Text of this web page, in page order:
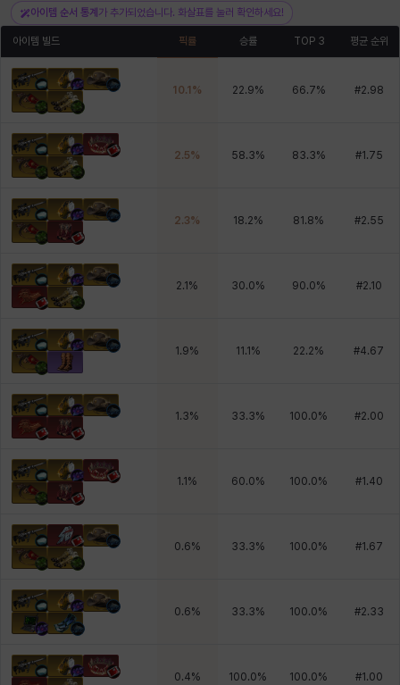
아이템 순서 통계 가 추가되었습니다. 화살표를 눌러 확인하세요!
아이템 빌드 픽률 승률 TOP 3 평균 순위
10.1 % 22.9% 66.7% #2.98
2.5% 58.3% 83.3% #1.75
2.3% 18.2% 81.8% #2.55
2.1 % 30.0% 90.0% #2.10
1.9% 11.1 % 22.2% #4.67
1.3% 33.3% 100.0% #2.00
1.1 % 60.0% 100.0% #1.40
0.6% 33.3% 100.0% #1.67
0.6% 33.3% 100.0% #2.33
0.4% 100.0% 100.0% #1.00